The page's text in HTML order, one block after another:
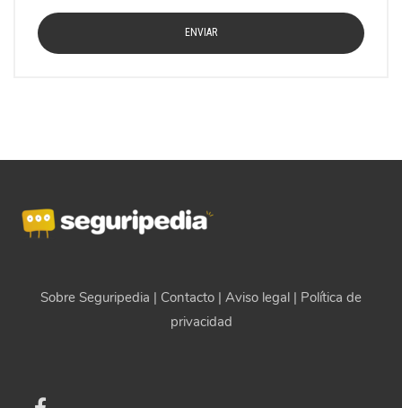
Sobre Seguripedia | Contacto | Aviso legal | Política de
privacidad